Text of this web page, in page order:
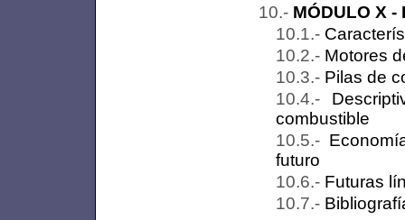
MÓDULO X
Motores
Pilas de
combustible
futuro
Futuras